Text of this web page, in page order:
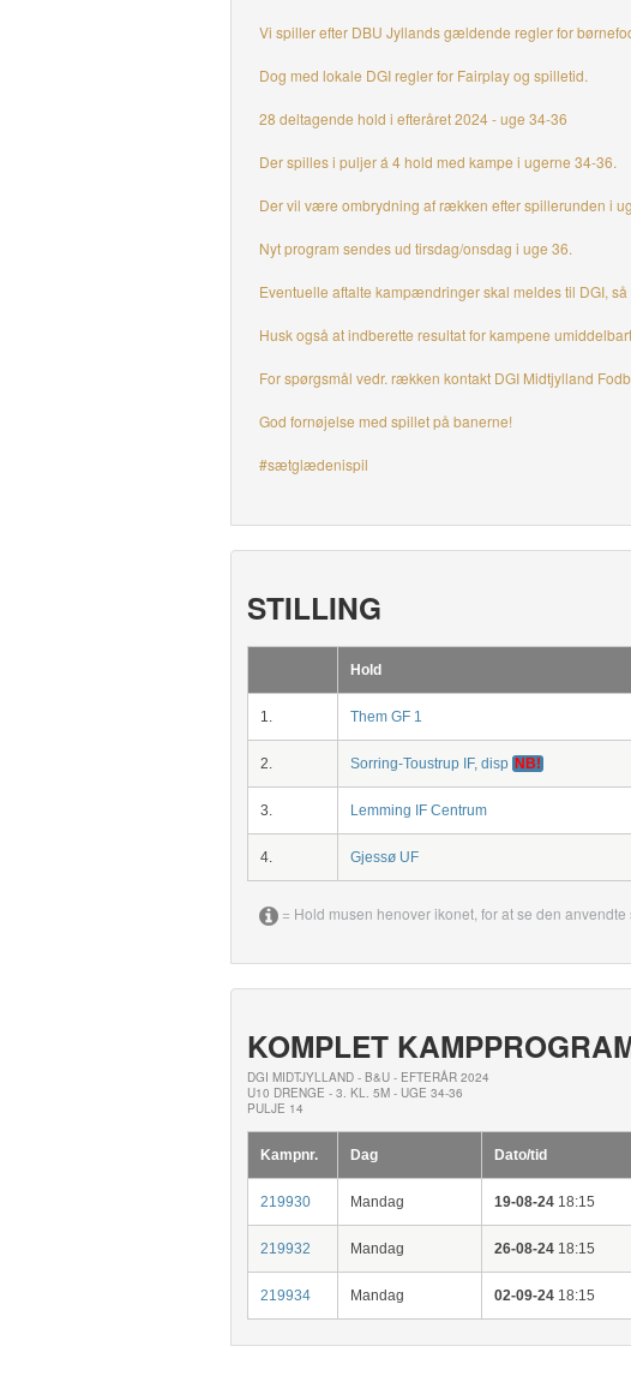
Vi spiller efter DBU Jyllands gældende regler for
Dog med lokale DGI regler for Fairplay og spilletid.
28 deltagende hold i efteråret 2024 - uge 34-36
Der spilles i puljer á 4 hold med kampe i ugerne 34-36.
Der vil være ombrydning af rækken efter spillerunden i
Nyt program sendes ud tirsdag/onsdag i uge 36.
Eventuelle aftalte kampændringer skal meldes til DGI,
Husk også at indberette resultat for kampene
For spørgsmål vedr. rækken kontakt DGI Midtjylland
God fornøjelse med spillet på banerne!
#sætglædenispil
STILLING
Hold
1. Them GF 1
2. Sorring-Toustrup IF, disp NB!
3. Lemming IF Centrum
4. Gjessø UF
= Hold musen henover ikonet, for at se den anvendte
KOMPLET
DGI MIDTJYLLAND - B&U - EFTERÅR 2024
U10 DRENGE - 3. KL. 5M - UGE 34-36
PULJE 14
Kampnr. Dag Dato/tid
219930 Mandag 19-08-2418:15
219932 Mandag 26-08-2418:15
219934 Mandag 02-09-2418:15